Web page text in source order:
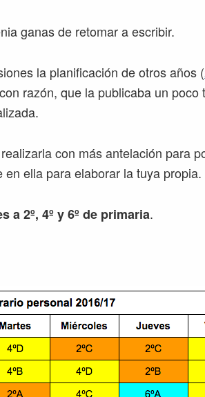
ganas de retomar a escribir.
la planificación de otros años (
razón, que la publicaba un poco
con más antelación para
ella para elaborar la tuya propia.
a 2º, 4º y 6º de primaria.